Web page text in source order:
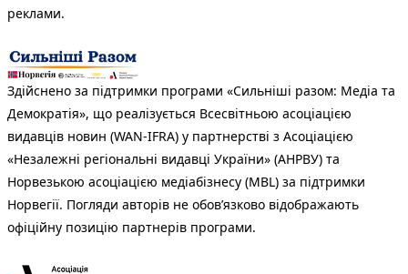
реклами.
Здійснено за підтримки програми «Сильніші разом: Медіа та
Демократія», що реалізується Всесвітньою асоціацією
видавців новин (WAN-IFRA) у партнерстві з Асоціацією
«Незалежні регіональні видавці України» (АНРВУ) та
Норвезькою асоціацією медіабізнесу (MBL) за підтримки
Норвегії. Погляди авторів не обов’язково відображають
офіційну позицію партнерів програми.